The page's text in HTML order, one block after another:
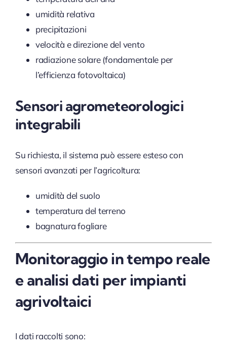
umidità relativa
precipitazioni
velocità e direzione del vento
radiazione solare (fondamentale per
l’efficienza fotovoltaica)
Sensori agrometeorologici
integrabili
Su richiesta, il sistema può essere esteso con
sensori avanzati per l’agricoltura:
umidità del suolo
temperatura del terreno
bagnatura fogliare
Monitoraggio in tempo reale
e analisi dati per impianti
agrivoltaici
I dati raccolti sono: